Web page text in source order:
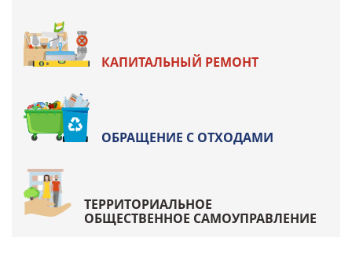
КАПИТАЛЬНЫЙ РЕМОНТ
ОБРАЩЕНИЕ С ОТХОДАМИ
ТЕРРИТОРИАЛЬНОЕ
ОБЩЕСТВЕННОЕ САМОУПРАВЛЕНИЕ